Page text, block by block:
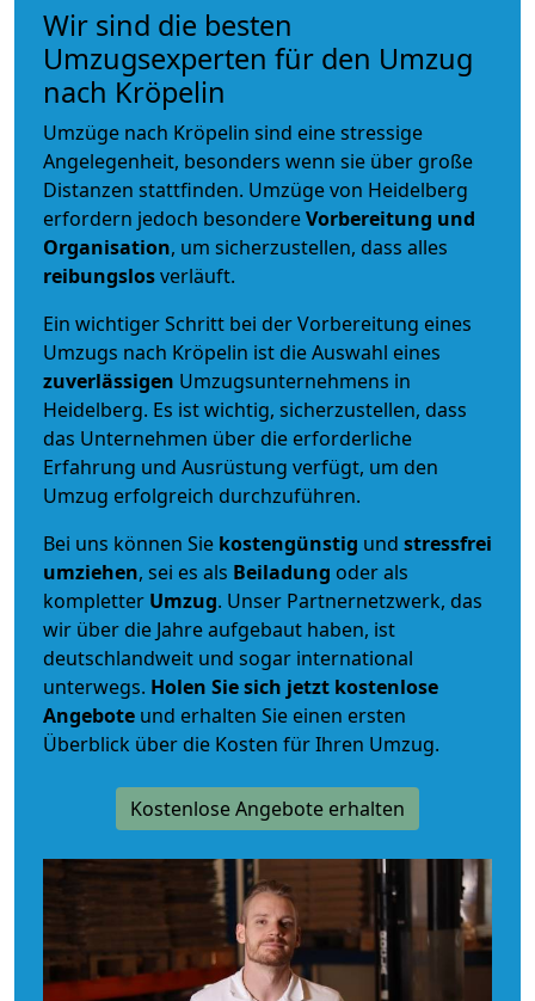
Wir sind die besten
Umzugsexperten für den Umzug
nach Kröpelin
Umzüge nach Kröpelin sind eine stressige
Angelegenheit, besonders wenn sie über große
Distanzen stattfinden. Umzüge von Heidelberg
erfordern jedoch besondereVorbereitung und
Organisation, um sicherzustellen, dass alles
reibungslosverläuft.
Ein wichtiger Schritt bei der Vorbereitung eines
Umzugs nach Kröpelin ist die Auswahl eines
zuverlässigen Umzugsunternehmens in
Heidelberg. Es ist wichtig, sicherzustellen, dass
das Unternehmen über die erforderliche
Erfahrung und Ausrüstung verfügt, um den
Umzug erfolgreich durchzuführen.
Bei uns können Sie kostengünstig und stressfrei
umziehen, sei es als Beiladung oder als
kompletter Umzug. Unser Partnernetzwerk, das
wir über die Jahre aufgebaut haben, ist
deutschlandweit und sogar international
unterwegs. Holen Sie sich jetzt kostenlose
Angebote und erhalten Sie einen ersten
Überblick über die Kosten für Ihren Umzug.
Kostenlose Angebote erhalten